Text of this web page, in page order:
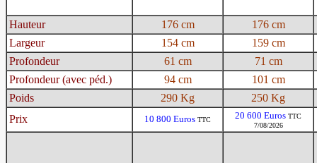
Hauteur 176 cm
176 cm
Largeur
154 cm
159 cm
Profondeur
61 cm
71 cm
Profondeur (avec péd.)
94 cm
101 cm
Poids
290 Kg
250 Kg
Prix
10 800 Euros TTC 20 600 Euros TTC
7/08/2026